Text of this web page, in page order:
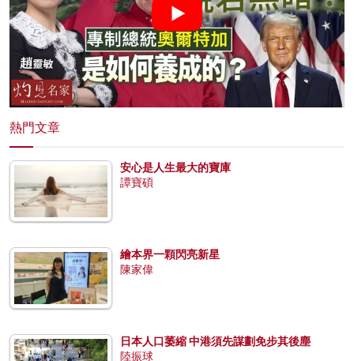
熱門文章
安心是人生最大的寶庫
譚寶碩
繪本界一顆閃亮新星
陳家偉
日本人口萎縮 中港須先謀劃免步其後塵
陸振球